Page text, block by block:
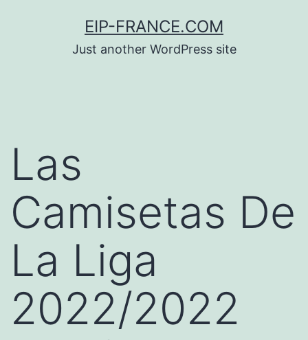
EIP-FRANCE.COM
Just another WordPress site
Las
Camisetas De
La Liga
2022/2022